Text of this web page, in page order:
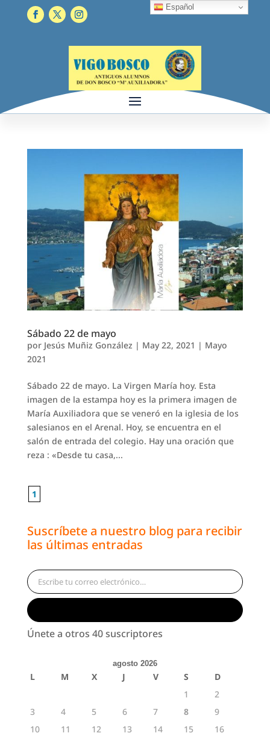
Sábado 22 de mayo
por Jesús Muñiz González | May 22, 2021 | Mayo
2021
Sábado 22 de mayo. La Virgen María hoy. Esta
imagen de la estampa hoy es la primera imagen de
María Auxiliadora que se veneró en la iglesia de los
salesianos en el Arenal. Hoy, se encuentra en el
salón de entrada del colegio. Hay una oración que
reza : «Desde tu casa,...
1
Suscríbete a nuestro blog para recibir
las últimas entradas
Escribe tu correo electrónico…
Únete a otros 40 suscriptores
agosto 2026
L M X J V S
D
1
2
3
4 5 6 7 8
9
10
11 12 13 14 15
16
Español